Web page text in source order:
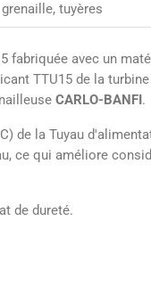
grenaille, tuyères
fabriquée avec un
TTU15 de la turbine
CARLO-BANFI.
de la Tuyau
ce qui améliore
de dureté.